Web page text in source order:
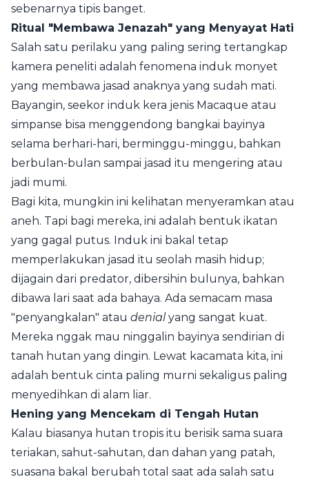
sebenarnya tipis banget.
Ritual "Membawa Jenazah" yang Menyayat Hati
Salah satu perilaku yang paling sering tertangkap
kamera peneliti adalah fenomena induk monyet
yang membawa jasad anaknya yang sudah mati.
Bayangin, seekor induk kera jenis Macaque atau
simpanse bisa menggendong bangkai bayinya
selama berhari-hari, berminggu-minggu, bahkan
berbulan-bulan sampai jasad itu mengering atau
jadi mumi.
Bagi kita, mungkin ini kelihatan menyeramkan atau
aneh. Tapi bagi mereka, ini adalah bentuk ikatan
yang gagal putus. Induk ini bakal tetap
memperlakukan jasad itu seolah masih hidup;
dijagain dari predator, dibersihin bulunya, bahkan
dibawa lari saat ada bahaya. Ada semacam masa
"penyangkalan" atau denialyang sangat kuat.
Mereka nggak mau ninggalin bayinya sendirian di
tanah hutan yang dingin. Lewat kacamata kita, ini
adalah bentuk cinta paling murni sekaligus paling
menyedihkan di alam liar.
Hening yang Mencekam di Tengah Hutan
Kalau biasanya hutan tropis itu berisik sama suara
teriakan, sahut-sahutan, dan dahan yang patah,
suasana bakal berubah total saat ada salah satu